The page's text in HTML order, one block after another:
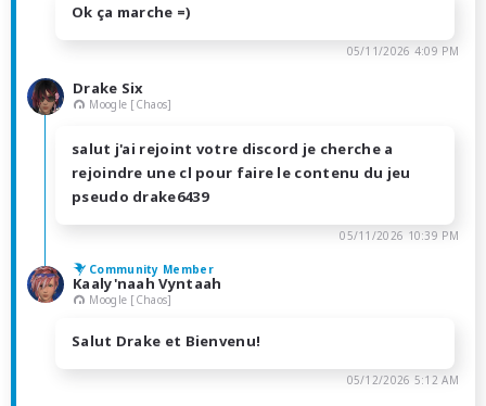
Ok ça marche =)
05/11/2026 4:09 PM
Drake Six
Moogle [Chaos]
salut j'ai rejoint votre discord je cherche a
rejoindre une cl pour faire le contenu du jeu
pseudo drake6439
05/11/2026 10:39 PM
Community Member
Kaaly'naah Vyntaah
Moogle [Chaos]
Salut Drake et Bienvenu!
05/12/2026 5:12 AM